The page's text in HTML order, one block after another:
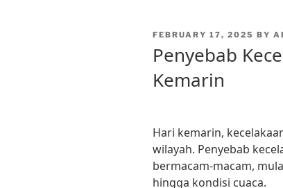
POSTED
FEBRUARY 17, 2025 BY
Penyebab
Kemarin
Hari kemarin,
wilayah. Penyebab
bermacam-macam,
hingga kondisi cuaca.